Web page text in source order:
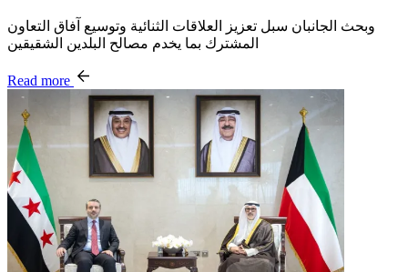
وبحث الجانبان سبل تعزيز العلاقات الثنائية وتوسيع آفاق التعاون
المشترك بما يخدم مصالح البلدين الشقيقين
Read more